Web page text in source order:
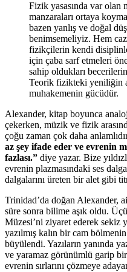
Fizik yasasında var olan
manzaraları ortaya
bazen yanlış ve doğal
benimsemeliyiz. Hem
fizikçilerin kendi
için çaba sarf etmeleri
sahip oldukları
Teorik fizikteki yeniliğin
muhakemenin gücüdür.
Alexander, kitap boyunca
çekerken, müzik ve fizik
çoğu zaman çok daha
az şey ifade eder ve evrenin
fazlası.” diye yazar. Bize
evrenin plazmasındaki ses
dalgalarını üreten bir alet gibi
Trinidad’da doğan Alexander,
süre sonra bilime aşık oldu.
Müzesi’ni ziyaret ederek sekiz
yazılmış kalın bir cam
büyülendi. Yazıların yanında
ve yaramaz görünümlü garip
evrenin sırlarını çözmeye